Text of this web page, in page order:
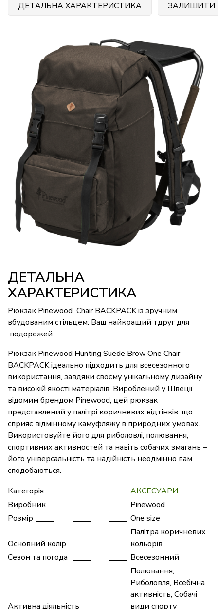
ДЕТАЛЬНА ХАРАКТЕРИСТИКА ЗАЛИШИТИ
ДЕТАЛЬНА
ХАРАКТЕРИСТИКА
Рюкзак Pinewood Chair BACKPACK із зручним
вбудованим стільцем: Ваш найкращий тдруг для
подорожей
Рюкзак Pinewood Hunting Suede Brow One Chair
BACKPACK ідеально підходить для всесезонного
використання, завдяки своєму унікальному дизайну
та високій якості матеріалів. Вироблений у Швеції
відомим брендом Pinewood, цей рюкзак
представлений у палітрі коричневих відтінків, що
сприяє відмінному камуфляжу в природних умовах.
Використовуйте його для риболовлі, полювання,
спортивних активностей та навіть собачих змагань –
його універсальність та надійність неодмінно вам
сподобаються.
Категорія
АКСЕСУАРИ
Виробник
Pinewood
Розмір
One size
Основний колір
Палітра коричневих
кольорів
Сезон та погода
Всесезонний
Активна діяльність
Полювання,
Риболовля, Всебічна
активність, Собачі
види спорту